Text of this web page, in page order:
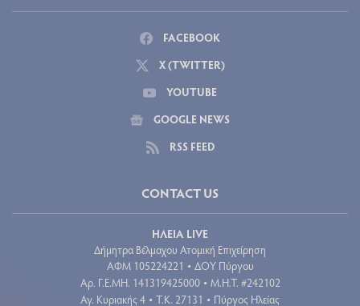
FACEBOOK
X (TWITTER)
YOUTUBE
GOOGLE NEWS
RSS FEED
CONTACT US
ΗΛΕΙΑ LIVE
Δήμητρα Βέλμαχου Ατομική Επιχείρηση
ΑΦΜ 105224221 • ΔΟΥ Πύργου
Aρ. Γ.Ε.ΜΗ. 141319425000 • Μ.Η.Τ. #242102
Αγ. Κυριακής 4 • Τ.Κ. 27131 • Πύργος Ηλείας